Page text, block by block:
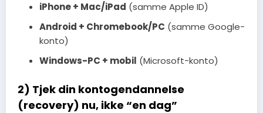
iPhone + Mac/iPad (samme Apple ID)
Android + Chromebook/PC (samme Google-
konto)
Windows-PC + mobil (Microsoft-konto)
2) Tjek din kontogendannelse
(recovery) nu, ikke “en dag”